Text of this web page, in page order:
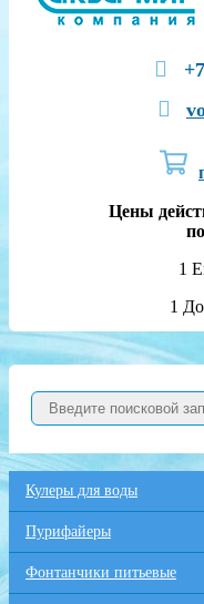
Цены
1
1
Кулеры для воды
Пурифайеры
Фонтанчики питьевые